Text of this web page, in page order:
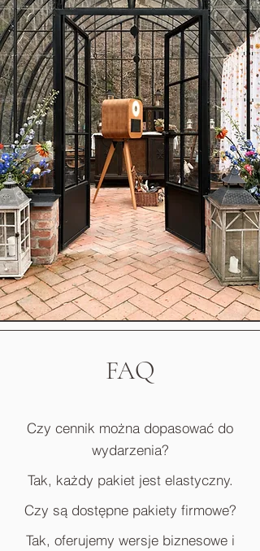
FAQ
Czy cennik można dopasować do
wydarzenia?
Tak, każdy pakiet jest elastyczny.
Czy są dostępne pakiety firmowe?
Tak, oferujemy wersje biznesowe i